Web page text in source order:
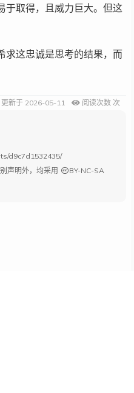
于取得，且威力巨大。但这
求这忠诚是思考的结果，而
更新于 2026-05-11 阅读次数 次
d9c7d1532435/
声明外，均采用
BY-NC-SA